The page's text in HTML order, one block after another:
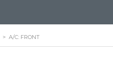
> A/C: FRONT